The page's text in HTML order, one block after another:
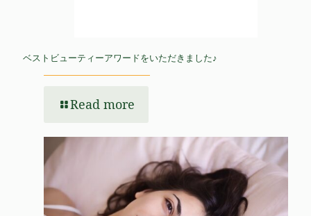
ベストビューティーアワードをいただきました♪
Read more